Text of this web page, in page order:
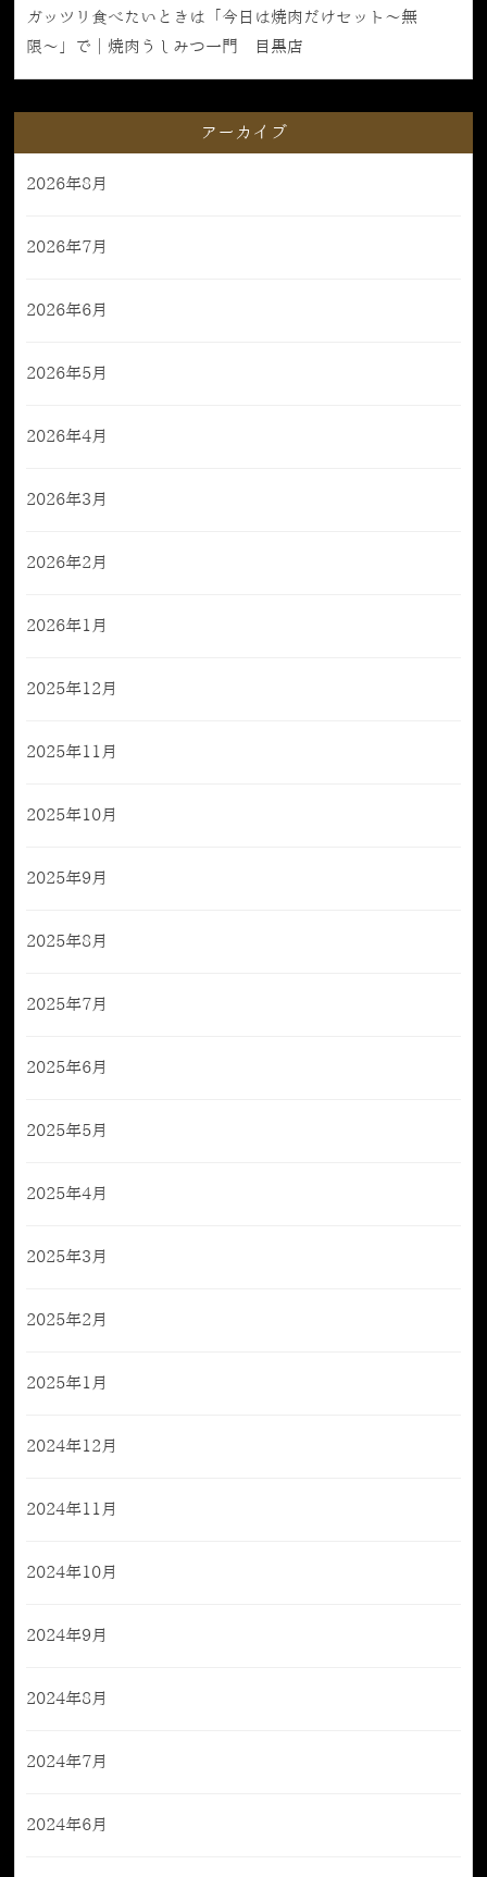
ガッツリ食べたいときは「今日は焼肉だけセット〜無
限〜」で｜焼肉うしみつ一門 目黒店
アーカイブ
2026年8月
2026年7月
2026年6月
2026年5月
2026年4月
2026年3月
2026年2月
2026年1月
2025年12月
2025年11月
2025年10月
2025年9月
2025年8月
2025年7月
2025年6月
2025年5月
2025年4月
2025年3月
2025年2月
2025年1月
2024年12月
2024年11月
2024年10月
2024年9月
2024年8月
2024年7月
2024年6月